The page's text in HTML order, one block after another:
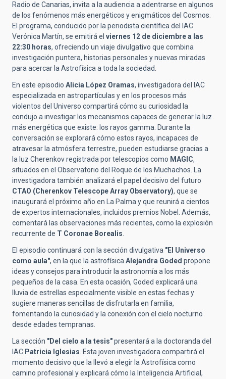
Radio de Canarias, invita a la audiencia a adentrarse en algunos
de los fenómenos más energéticos y enigmáticos del Cosmos.
El programa, conducido por la periodista científica del IAC
Verónica Martín, se emitirá el viernes 12 de diciembre a las
22:30 horas, ofreciendo un viaje divulgativo que combina
investigación puntera, historias personales y nuevas miradas
para acercar la Astrofísica a toda la sociedad.
En este episodio Alicia López Oramas, investigadora del IAC
especializada en astropartículas y en los procesos más
violentos del Universo compartirá cómo su curiosidad la
condujo a investigar los mecanismos capaces de generar la luz
más energética que existe: los rayos gamma. Durante la
conversación se explorará cómo estos rayos, incapaces de
atravesar la atmósfera terrestre, pueden estudiarse gracias a
la luz Cherenkov registrada por telescopios como MAGIC,
situados en el Observatorio del Roque de los Muchachos. La
investigadora también analizará el papel decisivo del futuro
CTAO (Cherenkov Telescope Array Observatory), que se
inaugurará el próximo año en La Palma y que reunirá a cientos
de expertos internacionales, incluidos premios Nobel. Además,
comentará las observaciones más recientes, como la explosión
recurrente de T Coronae Borealis.
El episodio continuará con la sección divulgativa "El Universo
como aula", en la que la astrofísicaAlejandra Goded propone
ideas y consejos para introducir la astronomía a los más
pequeños de la casa. En esta ocasión, Goded explicará una
lluvia de estrellas especialmente visible en estas fechas y
sugiere maneras sencillas de disfrutarla en familia,
fomentando la curiosidad y la conexión con el cielo nocturno
desde edades tempranas.
La sección "Del cielo a la tesis"presentará a la doctoranda del
IAC Patricia Iglesias. Esta joven investigadora compartirá el
momento decisivo que la llevó a elegir la Astrofísica como
camino profesional y explicará cómo la Inteligencia Artificial,